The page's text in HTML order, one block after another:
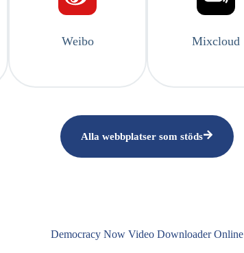
Weibo Mixcloud
Alla webbplatser som stöds
Democracy Now Video Downloader Online